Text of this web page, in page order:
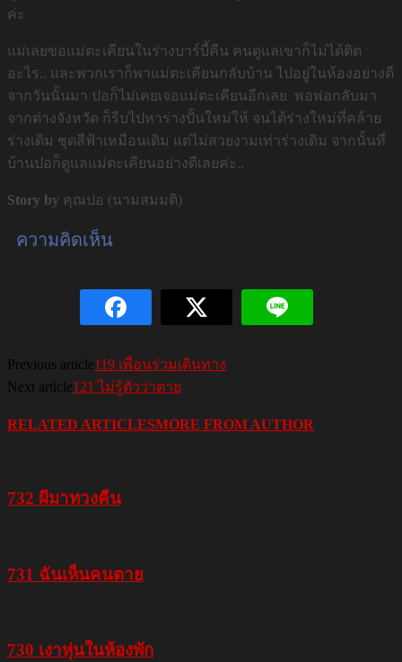
ค่ะ
แม่เลยขอแม่ตะเคียนในร่างบาร์บี้คืน คนดูแลเขาก็ไม่ได้ติด
อะไร.. และพวกเราก็พาแม่ตะเคียนกลับบ้าน ไปอยู่ในห้องอย่างดี
จากวันนั้นมา ปอก็ไม่เคยเจอแม่ตะเคียนอีกเลย พอพ่อกลับมา
จากต่างจังหวัด ก็รีบไปหาร่างปั้นใหม่ให้ จนได้ร่างใหม่ที่คล้าย
ร่างเดิม ชุดสีฟ้าเหมือนเดิม แต่ไม่สวยงามเท่าร่างเดิม จากนั้นที่
บ้านปอก็ดูแลแม่ตะเคียนอย่างดีเลยค่ะ..
Story by คุณปอ (นามสมมติ)
ความคิดเห็น
Previous article119 เพื่อนร่วมเดินทาง
Next article121 ไม่รู้ตัวว่าตาย
RELATED ARTICLESMORE FROM AUTHOR
732 ผีมาทวงคืน
731 ฉันเห็นคนตาย
730 เงาหุ่นในห้องพัก